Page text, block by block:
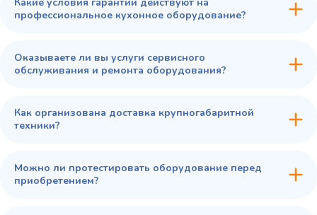
профессиональное кухонное оборудование?
Оказываете ли вы услуги сервисного
обслуживания и ремонта оборудования?
Как организована доставка крупногабаритной
техники?
Можно ли протестировать оборудование перед
приобретением?